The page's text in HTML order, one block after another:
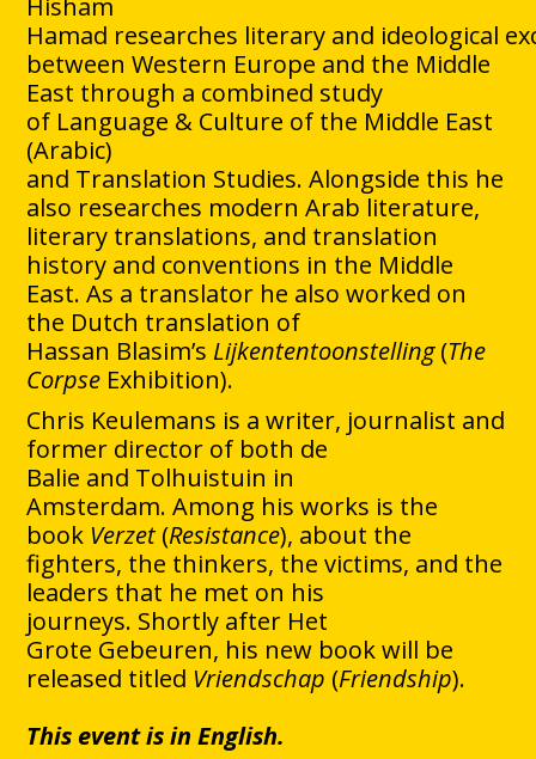
Hisham
Hamad researches literary and ideological
between Western Europe and the Middle
East through a combined study
of Language & Culture of the Middle East
(Arabic)
and Translation Studies. Alongside this he
also researches modern Arab literature,
literary translations, and translation
history and conventions in the Middle
East. As a translator he also worked on
the Dutch translation of
Hassan Blasim’s Lijkententoonstelling(The
Corpse Exhibition).
Chris Keulemans is a writer, journalist and
former director of both de
Balie and Tolhuistuin in
Amsterdam. Among his works is the
book Verzet(Resistance), about the
fighters, the thinkers, the victims, and the
leaders that he met on his
journeys. Shortly after Het
Grote Gebeuren, his new book will be
released titled Vriendschap (Friendship).
This event is in English.